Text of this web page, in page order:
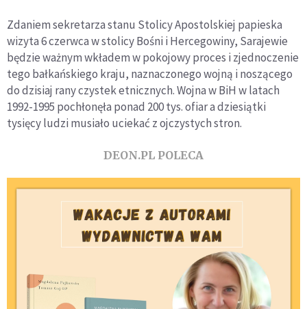
Zdaniem sekretarza stanu Stolicy Apostolskiej papieska
wizyta 6 czerwca w stolicy Bośni i Hercegowiny, Sarajewie
będzie ważnym wkładem w pokojowy proces i zjednoczenie
tego bałkańskiego kraju, naznaczonego wojną i noszącego
do dzisiaj rany czystek etnicznych. Wojna w BiH w latach
1992-1995 pochłonęła ponad 200 tys. ofiar a dziesiątki
tysięcy ludzi musiało uciekać z ojczystych stron.
DEON.PL POLECA